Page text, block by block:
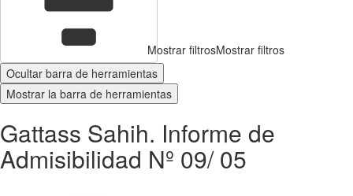
Mostrar filtrosMostrar filtros
Ocultar barra de herramientas
Mostrar la barra de herramientas
Gattass Sahih. Informe de
Admisibilidad Nº 09/ 05